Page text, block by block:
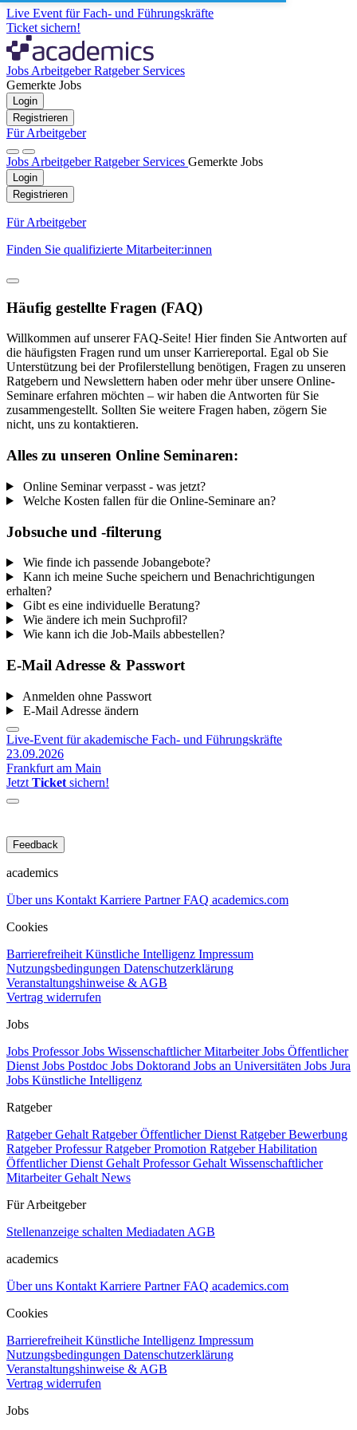
Live Event für Fach- und Führungskräfte
Ticket sichern!
Jobs ArbeitgeberRatgeber Services
Gemerkte Jobs
Login
Registrieren
Für Arbeitgeber
Jobs ArbeitgeberRatgeber Services Gemerkte Jobs
Login
Registrieren
Für Arbeitgeber
Finden Sie qualifizierte Mitarbeiter:innen
Häufig gestellte Fragen (FAQ)
Willkommen auf unserer FAQ-Seite! Hier finden Sie Antworten auf
die häufigsten Fragen rund um unser Karriereportal. Egal ob Sie
Unterstützung bei der Profilerstellung benötigen, Fragen zu unseren
Ratgebern und Newslettern haben oder mehr über unsere Online-
Seminare erfahren möchten – wir haben die Antworten für Sie
zusammengestellt. Sollten Sie weitere Fragen haben, zögern Sie
nicht, uns zu kontaktieren.
Alles zu unseren Online Seminaren:
Online Seminar verpasst - was jetzt?
Welche Kosten fallen für die Online-Seminare an?
Jobsuche und -filterung
Wie finde ich passende Jobangebote?
Kann ich meine Suche speichern und Benachrichtigungen
erhalten?
Gibt es eine individuelle Beratung?
Wie ändere ich mein Suchprofil?
Wie kann ich die Job-Mails abbestellen?
E-Mail Adresse & Passwort
Anmelden ohne Passwort
E-Mail Adresse ändern
Live-Event für akademische Fach- und Führungskräfte
23.09.2026
Frankfurt am Main
Jetzt Ticket sichern!
Feedback
academics
Über uns Kontakt Karriere PartnerFAQ academics.com
Cookies
Barrierefreiheit Künstliche Intelligenz Impressum
Nutzungsbedingungen Datenschutzerklärung
Veranstaltungshinweise & AGB
Vertrag widerrufen
Jobs
Jobs ProfessorJobs Wissenschaftlicher MitarbeiterJobs Öffentlicher
Dienst Jobs Postdoc Jobs Doktorand Jobs an Universitäten Jobs Jura
Jobs Künstliche Intelligenz
Ratgeber
Ratgeber Gehalt Ratgeber Öffentlicher Dienst Ratgeber Bewerbung
Ratgeber ProfessurRatgeber Promotion Ratgeber Habilitation
Öffentlicher Dienst Gehalt Professor Gehalt Wissenschaftlicher
Mitarbeiter Gehalt News
Für Arbeitgeber
Stellenanzeige schalten Mediadaten AGB
academics
Über uns Kontakt Karriere PartnerFAQ academics.com
Cookies
Barrierefreiheit Künstliche Intelligenz Impressum
Nutzungsbedingungen Datenschutzerklärung
Veranstaltungshinweise & AGB
Vertrag widerrufen
Jobs